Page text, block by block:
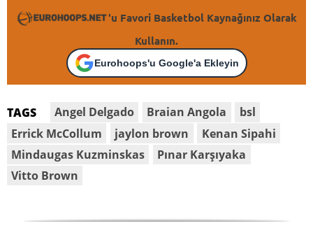
'u Favori Basketbol Kaynağınız Olarak
Kullanın.
Eurohoops'u Google'a Ekleyin
TAGS Angel Delgado Braian Angola
bsl
Errick McCollum
jaylon brown
Kenan Sipahi
Mindaugas Kuzminskas
Pınar Karşıyaka
Vitto Brown